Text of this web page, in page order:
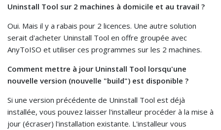
Uninstall Tool sur 2 machines à domicile et au travail ?
Oui. Mais il y a rabais pour 2 licences. Une autre solution
serait d'acheter Uninstall Tool en offre groupée avec
AnyToISO et utiliser ces programmes sur les 2 machines.
Comment mettre à jour Uninstall Tool lorsqu'une
nouvelle version (nouvelle "build") est disponible ?
Si une version précédente de Uninstall Tool est déjà
installée, vous pouvez laisser l'installeur procéder à la mise à
jour (écraser) l'installation existante. L'installeur vous